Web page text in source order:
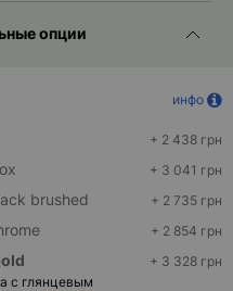
опции
инфо
+ 2 438 грн
+ 3 041 грн
brushed + 2 735 грн
+ 2 854 грн
+ 3 328 грн
с глянцевым